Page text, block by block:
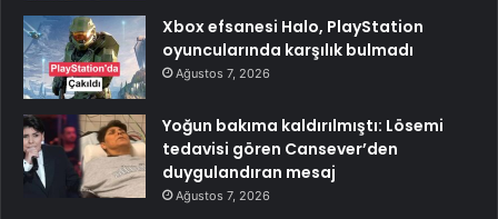
Xbox efsanesi Halo, PlayStation
oyuncularında karşılık bulmadı
Ağustos 7, 2026
Yoğun bakıma kaldırılmıştı: Lösemi
tedavisi gören Cansever’den
duygulandıran mesaj
Ağustos 7, 2026